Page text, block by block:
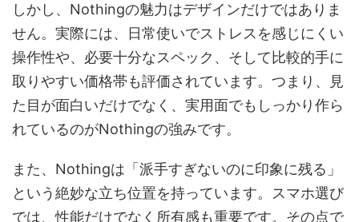
しかし、Nothingの魅力はデザインだけではありま
せん。実際には、日常使いでストレスを感じにくい
操作性や、必要十分なスペック、そして比較的手に
取りやすい価格帯も評価されています。つまり、見
た目が面白いだけでなく、実用面でもしっかり作ら
れているのがNothingの強みです。
また、Nothingは「派手すぎないのに印象に残る」
という絶妙な立ち位置を持っています。スマホ選び
では、性能だけでなく所有感も重要です。その点で